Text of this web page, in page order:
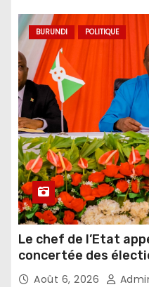
BURUNDI POLITIQUE
Le chef de l’Etat
concertée des
Août 6, 2026